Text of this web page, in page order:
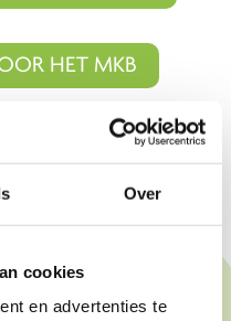
Over
cookies
en advertenties te
HET MKB